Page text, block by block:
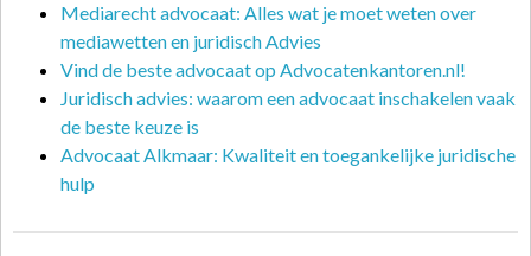
Mediarecht advocaat: Alles wat je moet weten over
mediawetten en juridisch Advies
Vind de beste advocaat op Advocatenkantoren.nl!
Juridisch advies: waarom een advocaat inschakelen vaak
de beste keuze is
Advocaat Alkmaar: Kwaliteit en toegankelijke juridische
hulp